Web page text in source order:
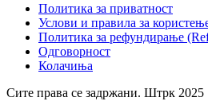
Политика за приватност
Услови и правила за
Политика за рефундирање
Одговорност
Колачиња
Сите права се задржани. Штрк 2025